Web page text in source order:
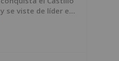
y se viste de líder en